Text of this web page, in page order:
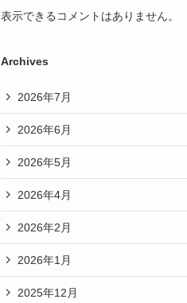
表示できるコメントはありません。
Archives
2026年7月
2026年6月
2026年5月
2026年4月
2026年2月
2026年1月
2025年12月